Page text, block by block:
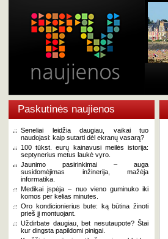
Paskutinės naujienos
Seneliai leidžia daugiau, vaikai tuo
naudojasi: kaip sutarti dėl ekranų vasarą?
100 tūkst. eurų kainavusi meilės istorija:
septynerius metus laukė vyro.
Jaunimo pasirinkimai – auga
susidomėjimas inžinerija, mažėja
informatika.
Medikai įspėja – nuo vieno guminuko iki
komos per kelias minutes.
Oro kondicionierius bute: ką būtina žinoti
prieš jį montuojant.
Uždirbate daugiau, bet nesutaupote? Štai
kur dingsta papildomi pinigai.